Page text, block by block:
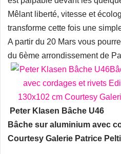
Mêlant liberté, vitesse et
transforme cette fois une
A partir du 20 Mars vous
du 6ème arrondissement de
Peter Klasen Bâche U46
Bâche sur aluminium avec
Courtesy Galerie Patrice